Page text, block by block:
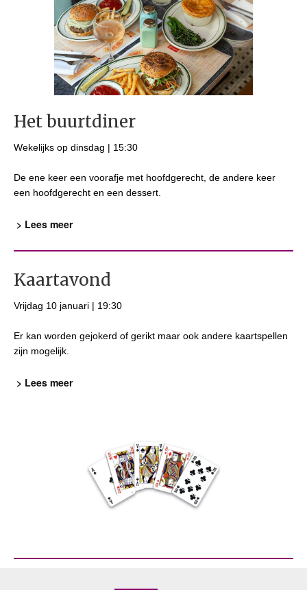
Het buurtdiner
Wekelijks op dinsdag | 15:30
De ene keer een voorafje met hoofdgerecht, de andere keer
een hoofdgerecht en een dessert.
> Lees meer
Kaartavond
Vrijdag 10 januari | 19:30
Er kan worden gejokerd of gerikt maar ook andere kaartspellen
zijn mogelijk.
> Lees meer